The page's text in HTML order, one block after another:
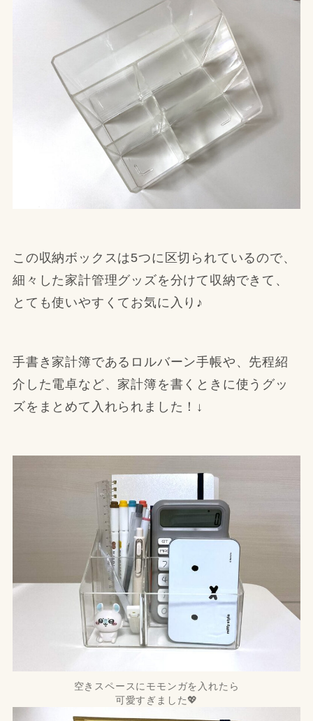
この収納ボックスは5つに区切られているので、
細々した家計管理グッズを分けて収納できて、
とても使いやすくてお気に入り♪
手書き家計簿であるロルバーン手帳や、先程紹
介した電卓など、家計簿を書くときに使うグッ
ズをまとめて入れられました！↓
空きスペースにモモンガを入れたら
可愛すぎました💖